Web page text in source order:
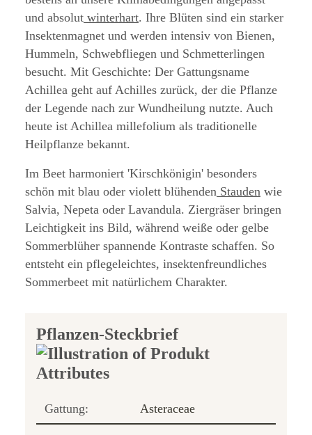
und absolut winterhart. Ihre Blüten sind ein starker
Insektenmagnet und werden intensiv von Bienen,
Hummeln, Schwebfliegen und Schmetterlingen
besucht. Mit Geschichte: Der Gattungsname
Achillea geht auf Achilles zurück, der die Pflanze
der Legende nach zur Wundheilung nutzte. Auch
heute ist Achillea millefolium als traditionelle
Heilpflanze bekannt.
Im Beet harmoniert 'Kirschkönigin' besonders
schön mit blau oder violett blühenden Stauden wie
Salvia, Nepeta oder Lavandula. Ziergräser bringen
Leichtigkeit ins Bild, während weiße oder gelbe
Sommerblüher spannende Kontraste schaffen. So
entsteht ein pflegeleichtes, insektenfreundliches
Sommerbeet mit natürlichem Charakter.
Pflanzen-Steckbrief
Gattung: Asteraceae